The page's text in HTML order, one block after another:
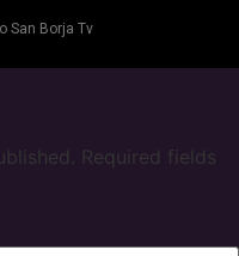
San Borja Tv
Required fields